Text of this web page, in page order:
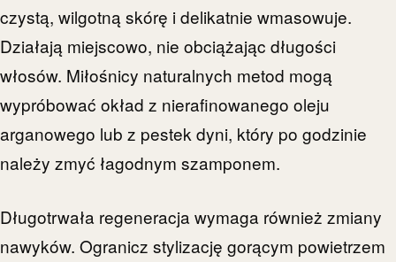
czystą, wilgotną skórę i delikatnie wmasowuje.
Działają miejscowo, nie obciążając długości
włosów. Miłośnicy naturalnych metod mogą
wypróbować okład z nierafinowanego oleju
arganowego lub z pestek dyni, który po godzinie
należy zmyć łagodnym szamponem.
Długotrwała regeneracja wymaga również zmiany
nawyków. Ogranicz stylizację gorącym powietrzem